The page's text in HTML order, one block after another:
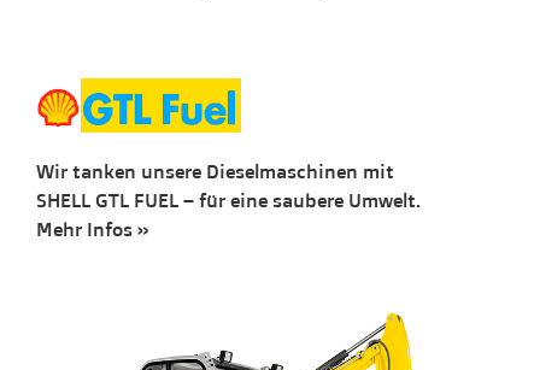
Wir tanken unsere Dieselmaschinen mit
SHELL GTL FUEL – für eine saubere Umwelt.
Mehr Infos »